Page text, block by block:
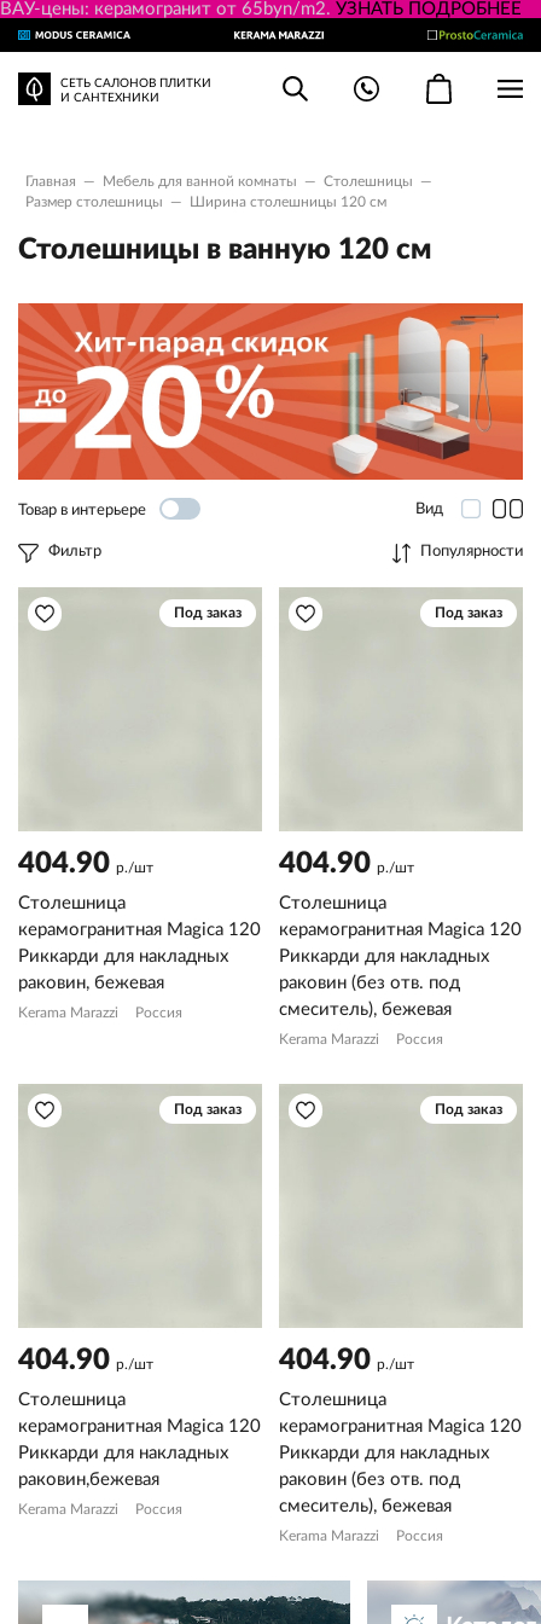
ВАУ-цены: керамогранит от 65byn/m2. УЗНАТЬ ПОДРОБНЕЕ
СЕТЬ САЛОНОВ ПЛИТКИ
И САНТЕХНИКИ
Главная — Мебель для ванной комнаты — Столешницы
—
Размер столешницы
— Ширина столешницы 120 см
Столешницы в ванную 120 см
Популярности
Товар в интерьере Вид
Фильтр
Под заказ
404.90 р./шт
Столешница
керамогранитная Magica 120
Риккарди для накладных
раковин, бежевая
Kerama Marazzi Россия
Под заказ
404.90 р./шт
Столешница
керамогранитная Magica 120
Риккарди для накладных
раковин (без отв. под
смеситель), бежевая
Kerama Marazzi Россия
Под заказ
404.90 р./шт
Столешница
керамогранитная Magica 120
Риккарди для накладных
раковин,бежевая
Kerama Marazzi Россия
Под заказ
404.90 р./шт
Столешница
керамогранитная Magica 120
Риккарди для накладных
раковин (без отв. под
смеситель), бежевая
Kerama Marazzi Россия